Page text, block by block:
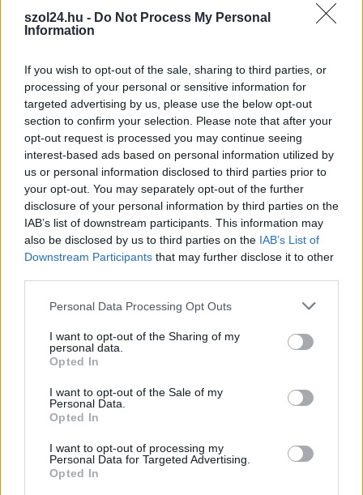
szol24.hu - Do Not Process My Personal
Information
If you wish to opt-out of the sale, sharing to third parties, or
processing of your personal or sensitive information for
targeted advertising by us, please use the below opt-out
section to confirm your selection. Please note that after your
opt-out request is processed you may continue seeing
interest-based ads based on personal information utilized by
us or personal information disclosed to third parties prior to
your opt-out. You may separately opt-out of the further
disclosure of your personal information by third parties on the
IAB’s list of downstream participants. This information may
also be disclosed by us to third parties on the IAB’s List of
Downstream Participants that may further disclose it to other
Please note that this website/app uses one or more Google
not limited to your visit or usage behaviour. You may click to
grant or deny consent to Google and its third-party tags to
use your data for below specified purposes in below Google
consent section.
Personal Data Processing Opt Outs
I want to opt-out of the Sharing of my
personal data.
Opted In
I want to opt-out of the Sale of my
Personal Data.
Opted In
I want to opt-out of processing my
Personal Data for Targeted Advertising.
Opted In
választások előtt nem
kábítószerprobléma,
március 1-től fokozott
rendőrségi fellépés
indult a kábítószer-
kereskedők ellen, ennek célja a drogkereskedelem
visszaszorítása és a zéró tolerancia érvényesítése a dílerekkel
szemben. A DELTA program keretében el is kezdődött a
munka, a rendőrök gyanúsítottként hallgattak ki egy jászkiséri
férfit drogkereskedelem miatt.
TOVÁBB OLVASOM
A helyiek segítségével kígyóznak kígyók
2024.09.06. Fazekas Adrián
interneten látott